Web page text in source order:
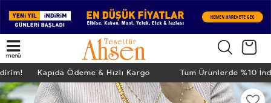
menü
Kapıda Ödeme & Hızlı Kargo Tüm Ürünlerde %10